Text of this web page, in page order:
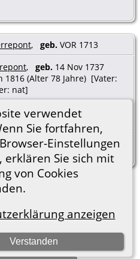
verwendet
Sie fortfahren,
Einstellungen
erklären Sie sich mit
von Cookies
anzeigen
Verstanden
, geb. VOR 1713
, geb. 14 Nov 1737
1816 (Alter 78 Jahre) [Vater:
nat]
Familienblatt|
Familientafel
Lythgoe © 2001-2026.
zum Impressum